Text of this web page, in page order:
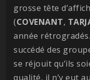
grosse tête
(COVENANT,
année
succédé des
se réjouit qu’ils
qualité, il n’y eut